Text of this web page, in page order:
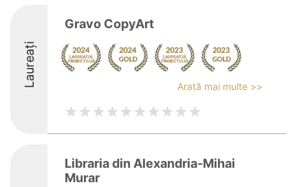
Laureați
Gravo CopyArt
Arată mai multe >>
Libraria din Alexandria-Mihai
Murar